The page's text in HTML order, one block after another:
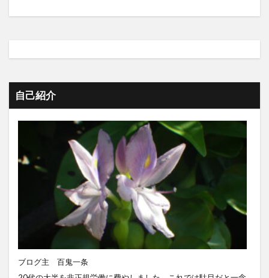
自己紹介
ブログ主 百鬼一条